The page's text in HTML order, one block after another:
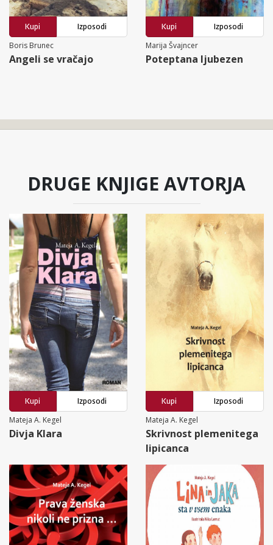
Kupi
Izposodi
Boris Brunec
Angeli se vračajo
Kupi
Izposodi
Marija Švajncer
Poteptana ljubezen
DRUGE KNJIGE AVTORJA
Kupi
Izposodi
Mateja A. Kegel
Divja Klara
Kupi
Izposodi
Mateja A. Kegel
Skrivnost plemenitega
lipicanca